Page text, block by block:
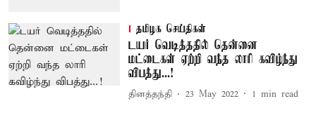
தமிழக செய்திகள்
டயர் வெடித்ததில் தென்னை
மட்டைகள் ஏற்றி வந்த லாரி கவிழ்ந்து
விபத்து...!
தினத்தந்தி 23 May 2022 1 min read